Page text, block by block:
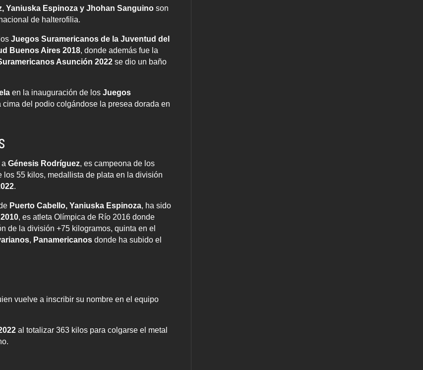
Yaniuska Espinoza y Jhohan Sanguino son
de halterofilia.
Juegos Suramericanos de la Juventud del
Buenos Aires 2018, donde además fue la
Asunción 2022 se dio un baño
en la inauguración de los Juegos
cima del podio colgándose la presea dorada en
Génesis Rodríguez, es campeona de los
los 55 kilos, medallista de plata en la división
.
Puerto Cabello, Yaniuska Espinoza, ha sido
, es atleta Olímpica de Río 2016 donde
de la división +75 kilogramos, quinta en el
, Panamericanos donde ha subido el
vuelve a inscribir su nombre en el equipo
al totalizar 363 kilos para colgarse el metal